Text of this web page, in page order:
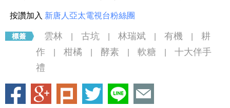
按讚加入 新唐人亞太電視台粉絲團
雲林 古坑 林瑞斌 有機
耕
作
柑橘 酵素 軟糖
十大伴手
禮